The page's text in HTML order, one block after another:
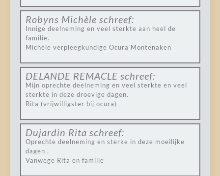
Robyns Michèle schreef:
Innige deelneming en veel sterkte aan heel de
familie.
Michèle verpleegkundige Ocura Montenaken
DELANDE REMACLE schreef:
Mijn oprechte deelneming en veel sterkte en veel
sterkte in deze droevige dagen.
Rita (vrijwilligster bij ocura)
Dujardin Rita schreef:
Oprechte deelneming en sterke in deze moeilijke
dagen .
Vanwege Rita en familie